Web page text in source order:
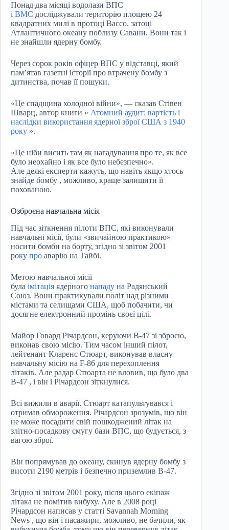
Понад два місяці водолази ВПС
і ВМС досліджували територію площею 24
квадратних милі в протоці Вассо, затоці
Атлантичного океану поблизу Савани. Вони так і
не знайшли ядерну бомбу.
Через сорок років офіцер ВПС у відставці, який
пам’ятав газетні історії про втрачену бомбу з
дитинства, почав її пошуки.
«Це спадщина холодної війни», — сказав Стівен
Шварц, автор книги « Атомний аудит: вартість і
наслідки використання ядерної зброї США з 1940
року ».
«Це ніби висить там як нагадування про те, як все
було неохайно і як все було небезпечно».
Але деякі експерти кажуть, що навіть якщо хтось
знайде бомбу , можливо, краще залишити її
похованою.
Озброєна навчальна місія
Під час зіткнення пілоти ВПС, які виконували
навчальні місії, були «звичайною практикою»
носити бомби на борту, згідно зі звітом 2001
року про аварію на Тайбі.
Метою навчальної місії
була імітація ядерного нападу на Радянський
Союз. Вони практикували політ над різними
містами та селищами США, щоб побачити, чи
досягне електронний промінь своєї цілі.
Майор Говард Річардсон, керуючи B-47 зі зброєю,
виконав свою місію. Тим часом інший пілот,
лейтенант Кларенс Стюарт, виконував власну
навчальну місію на F-86 для перехоплення
літаків. Але радар Стюарта не вловив, що було два
B-47 , і він і Річардсон зіткнулися.
Всі вижили в аварії. Стюарт катапультувався і
отримав обмороження. Річардсон зрозумів, що він
не може посадити свій пошкоджений літак на
злітно-посадкову смугу бази ВПС, що будується, з
вагою зброї.
Він попрямував до океану, скинув ядерну бомбу з
висоти 2190 метрів і безпечно приземлив B-47.
Згідно зі звітом 2001 року, після цього екіпаж
літака не помітив вибуху. Але в 2008 році
Річардсон написав у статті Savannah Morning
News , що він і пасажири, можливо, не бачили, як